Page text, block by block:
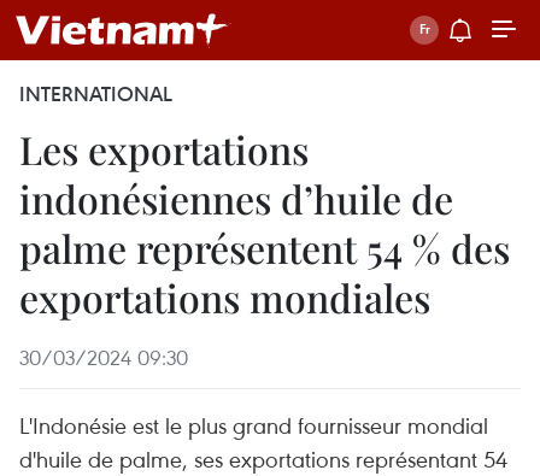
INTERNATIONAL
Les exportations
indonésiennes d’huile de
palme représentent 54 % des
exportations mondiales
30/03/2024 09:30
L'Indonésie est le plus grand fournisseur mondial
d'huile de palme, ses exportations représentant 54